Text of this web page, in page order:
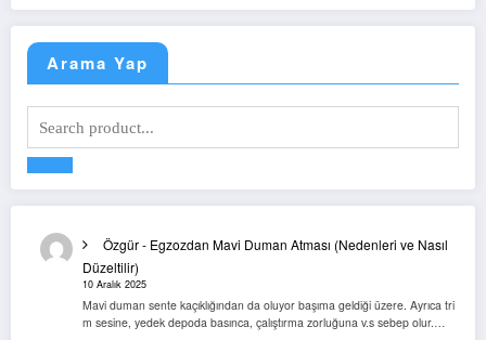
Arama Yap
Özgür- Egzozdan Mavi Duman Atması (Nedenleri ve Nasıl
Düzeltilir)
10 Aralık 2025
Mavi duman sente kaçıklığından da oluyor başıma geldiği üzere. Ayrıca tri
m sesine, yedek depoda basınca, çalıştırma zorluğuna v.s sebep olur.…